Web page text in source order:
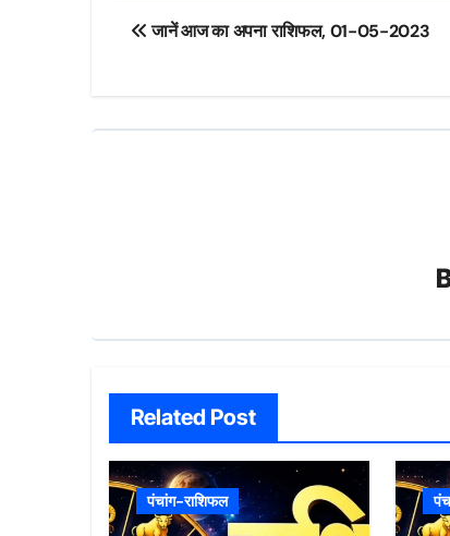
Post
जानें आज का अपना राशिफल, 01-05-2023
Related Post
पंचांग-राशिफल